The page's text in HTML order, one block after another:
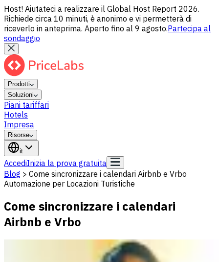
Host! Aiutateci a realizzare il Global Host Report 2026.
Richiede circa 10 minuti, è anonimo e vi permetterà di
riceverlo in anteprima. Aperto fino al 9 agosto.Partecipa al
sondaggio
Prodotti
Soluzioni
Piani tariffari
Hotels
Impresa
Risorse
it
AccediInizia la prova gratuita
Blog > Come sincronizzare i calendari Airbnb e Vrbo
Automazione per Locazioni Turistiche
Come sincronizzare i calendari
Airbnb e Vrbo